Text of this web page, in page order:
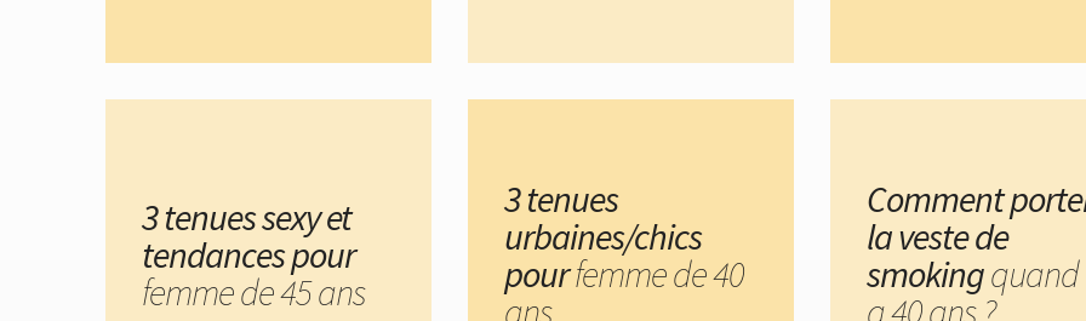
3 tenues sexy et
tendances pour
femme de 45 ans
3 tenues
urbaines/chics
pourfemme de 40
ans
Comment
la veste de
smokingquand
a 40 ans ?